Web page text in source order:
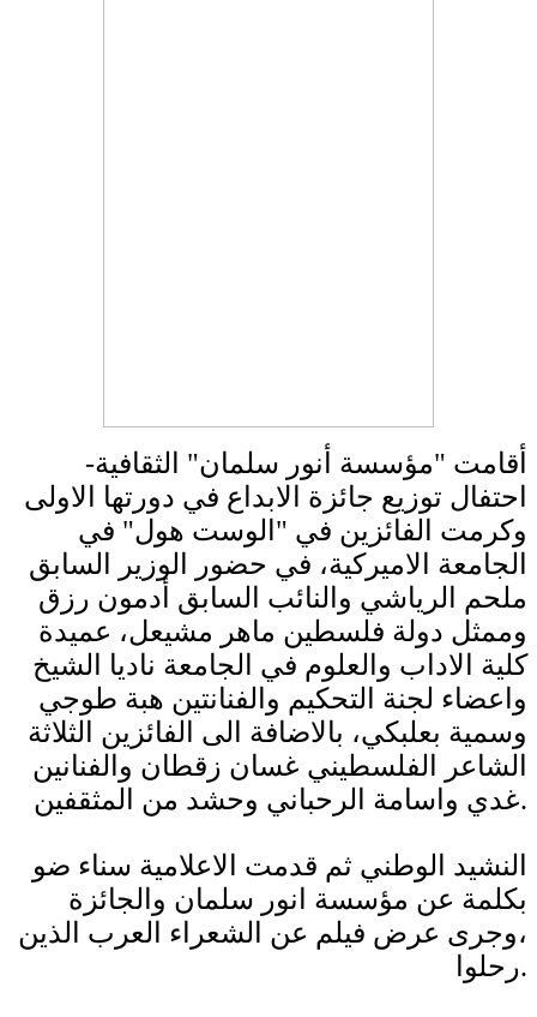
-أقامت "مؤسسة أنور سلمان" الثقافية
احتفال توزيع جائزة الابداع في دورتها الاولى
وكرمت الفائزين في "الوست هول" في
الجامعة الاميركية، في حضور الوزير السابق
ملحم الرياشي والنائب السابق أدمون رزق
وممثل دولة فلسطين ماهر مشيعل، عميدة
كلية الاداب والعلوم في الجامعة ناديا الشيخ
واعضاء لجنة التحكيم والفنانتين هبة طوجي
وسمية بعلبكي، بالاضافة الى الفائزين الثلاثة
الشاعر الفلسطيني غسان زقطان والفنانين
غدي واسامة الرحباني وحشد من المثقفين.
النشيد الوطني ثم قدمت الاعلامية سناء ضو
بكلمة عن مؤسسة انور سلمان والجائزة
،وجرى عرض فيلم عن الشعراء العرب الذين
رحلوا.